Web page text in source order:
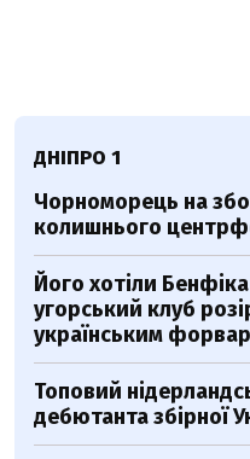
ДНІПРО 1
Чорноморець на
колишнього
Його хотіли
угорський клуб
українським
Топовий
дебютанта збірної